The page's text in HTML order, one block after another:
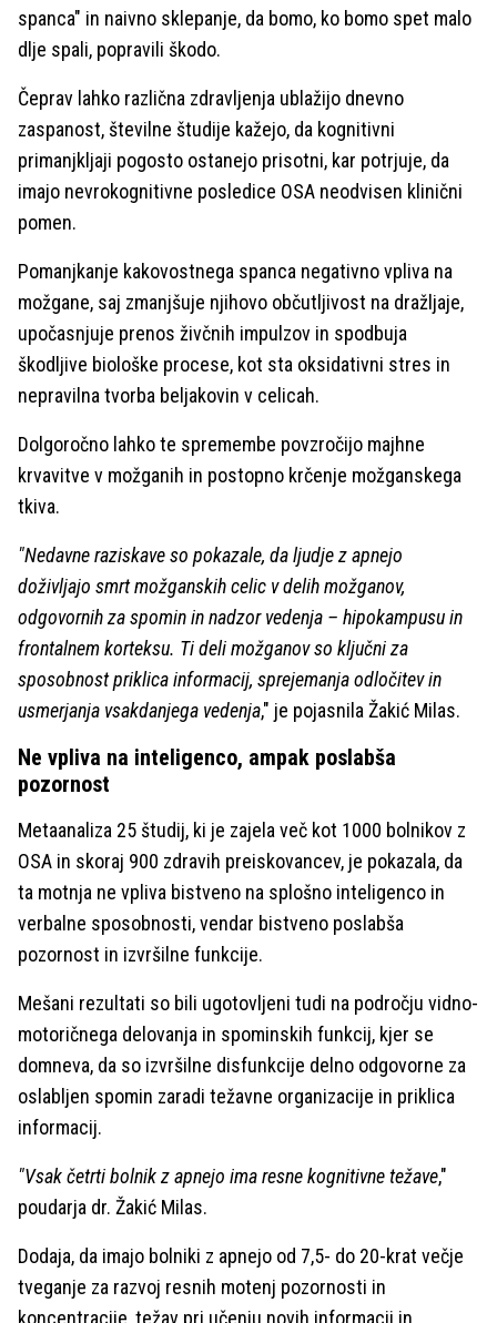
spanca" in naivno sklepanje, da bomo, ko bomo spet malo
dlje spali, popravili škodo.
Čeprav lahko različna zdravljenja ublažijo dnevno
zaspanost, številne študije kažejo, da kognitivni
primanjkljaji pogosto ostanejo prisotni, kar potrjuje, da
imajo nevrokognitivne posledice OSA neodvisen klinični
pomen.
Pomanjkanje kakovostnega spanca negativno vpliva na
možgane, saj zmanjšuje njihovo občutljivost na dražljaje,
upočasnjuje prenos živčnih impulzov in spodbuja
škodljive biološke procese, kot sta oksidativni stres in
nepravilna tvorba beljakovin v celicah.
Dolgoročno lahko te spremembe povzročijo majhne
krvavitve v možganih in postopno krčenje možganskega
tkiva.
"Nedavne raziskave so pokazale, da ljudje z apnejo
doživljajo smrt možganskih celic v delih možganov,
odgovornih za spomin in nadzor vedenja – hipokampusu in
frontalnem korteksu. Ti deli možganov so ključni za
sposobnost priklica informacij, sprejemanja odločitev in
usmerjanja vsakdanjega vedenja," je pojasnila Žakić Milas.
Ne vpliva na inteligenco, ampak poslabša
pozornost
Metaanaliza 25 študij, ki je zajela več kot 1000 bolnikov z
OSA in skoraj 900 zdravih preiskovancev, je pokazala, da
ta motnja ne vpliva bistveno na splošno inteligenco in
verbalne sposobnosti, vendar bistveno poslabša
pozornost in izvršilne funkcije.
Mešani rezultati so bili ugotovljeni tudi na področju vidno-
motoričnega delovanja in spominskih funkcij, kjer se
domneva, da so izvršilne disfunkcije delno odgovorne za
oslabljen spomin zaradi težavne organizacije in priklica
informacij.
"Vsak četrti bolnik z apnejo ima resne kognitivne težave,"
poudarja dr. Žakić Milas.
Dodaja, da imajo bolniki z apnejo od 7,5- do 20-krat večje
tveganje za razvoj resnih motenj pozornosti in
koncentracije, težav pri učenju novih informacij in